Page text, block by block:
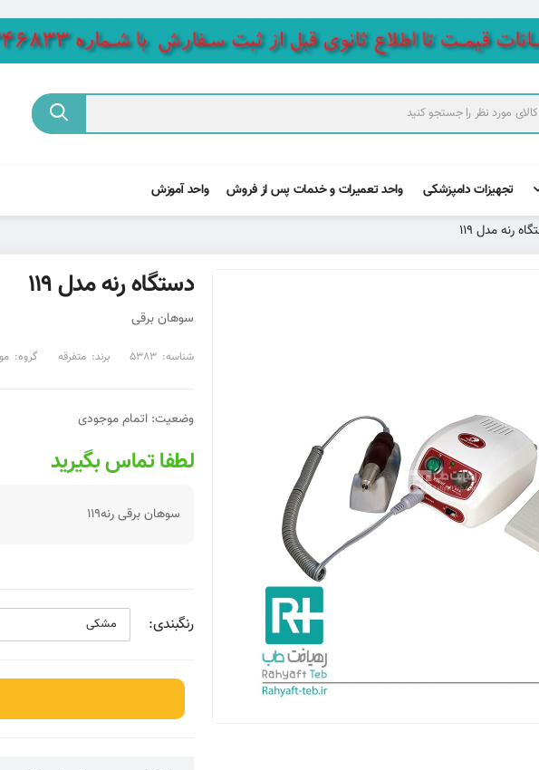
تجهیزات دامپزشکی واحد تعمیرات و خدمات پس از فروش واحد آموزش
رنه مدل 119
دستگاه رنه مدل 119
سوهان برقی
شناسه: 5383 برند: متفرقه گروه:
وضعیت: اتمام موجودی
لطفا تماس بگیرید
سوهان برقی رنه119
رنگبندی: